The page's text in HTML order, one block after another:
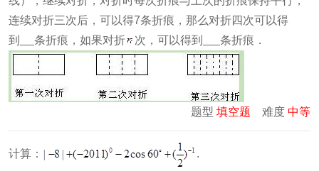
连续对折三次后，可以得7条折痕，那么对折四次可以得
到
条折痕，如果对折 次，可以得到 条折痕．
题型 填空题 难度 中等
计算： .